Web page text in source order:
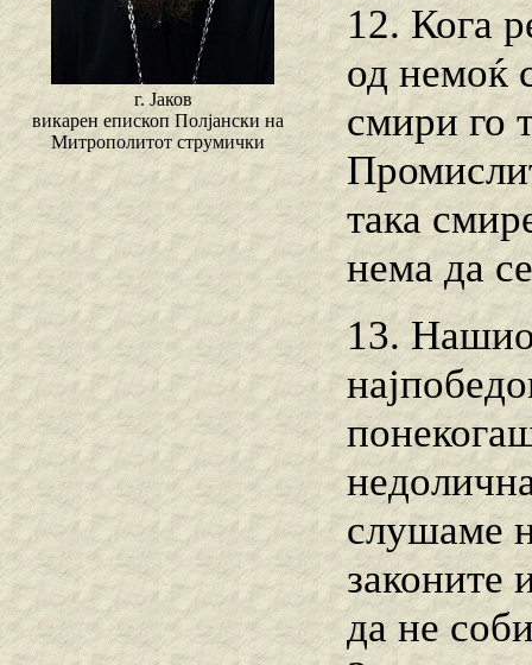
г. Јаков
викарен епископ Полјански на
Митрополитот струмички
12. Кога
од немоќ
смири го
така
нема да
13.
слушаме
законите
да не